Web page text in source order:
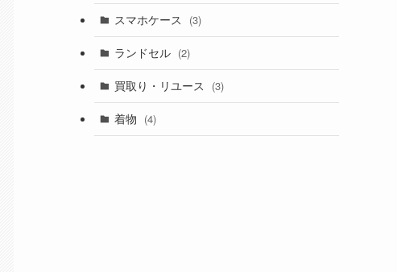
スマホケース (3)
ランドセル (2)
買取り・リユース (3)
着物 (4)